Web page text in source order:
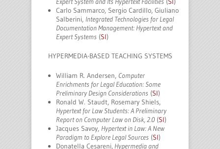
Carlo Sammarco, Sergio Cardillo, Giuliano
Salberini, Integrated Technologies for Legal
Documentation Management: Hypertext and
Expert Systems (SI)
HYPERMEDIA-BASED TEACHING SYSTEMS
William R. Andersen, Computer
Enrichments for Legal Education: Some
Preliminary Design Considerations (SI)
Ronald W. Staudt, Rosemary Shiels,
Hypertext for Law Students: A Preliminary
Report on Computer Law on Disk, 2.0 (SI)
Jacques Savoy, Hypertext in Law: A New
Paradigm to Explore Legal Sources (SI)
Donatella Cesareni, Hypermedia and